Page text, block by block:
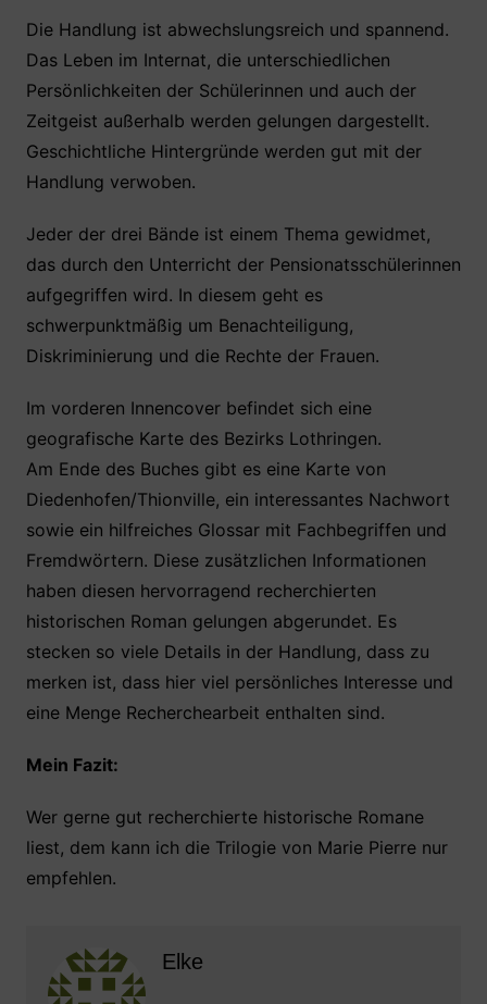
Die Handlung ist abwechslungsreich und spannend.
Das Leben im Internat, die unterschiedlichen
Persönlichkeiten der Schülerinnen und auch der
Zeitgeist außerhalb werden gelungen dargestellt.
Geschichtliche Hintergründe werden gut mit der
Handlung verwoben.
Jeder der drei Bände ist einem Thema gewidmet,
das durch den Unterricht der Pensionatsschülerinnen
aufgegriffen wird. In diesem geht es
schwerpunktmäßig um Benachteiligung,
Diskriminierung und die Rechte der Frauen.
Im vorderen Innencover befindet sich eine
geografische Karte des Bezirks Lothringen.
Am Ende des Buches gibt es eine Karte von
Diedenhofen/Thionville, ein interessantes Nachwort
sowie ein hilfreiches Glossar mit Fachbegriffen und
Fremdwörtern. Diese zusätzlichen Informationen
haben diesen hervorragend recherchierten
historischen Roman gelungen abgerundet. Es
stecken so viele Details in der Handlung, dass zu
merken ist, dass hier viel persönliches Interesse und
eine Menge Recherchearbeit enthalten sind.
Mein Fazit:
Wer gerne gut recherchierte historische Romane
liest, dem kann ich die Trilogie von Marie Pierre nur
empfehlen.
Elke